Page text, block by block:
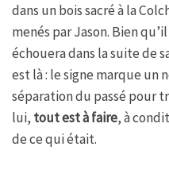
dans un bois sacré à la
menés par Jason. Bien
échouera dans la suite de
est là : le signe marque un
séparation du passé pour
lui, tout est à faire, à
de ce qui était.